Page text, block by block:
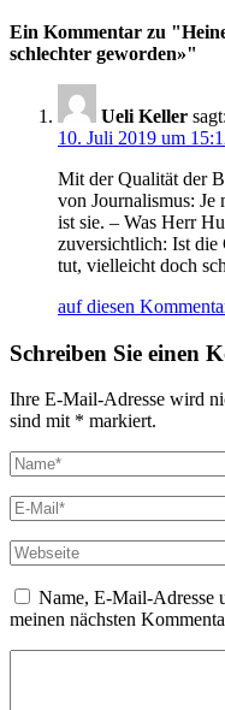
Ein Kommentar zu "
schlechter geworden»"
Ueli Keller sagt:
10. Juli 2019 um
Mit der Qualität der
von Journalismus: Je
ist sie. – Was Herr
zuversichtlich: Ist die
tut, vielleicht doch
auf diesen
Schreiben Sie einen
Ihre E-Mail-Adresse wird
sind mit * markiert.
Name, E-Mail-Adresse
meinen nächsten